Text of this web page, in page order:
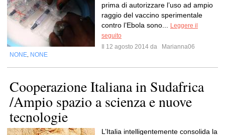
prima di autorizzare l’uso ad ampio
raggio del vaccino sperimentale
contro l’Ebola sono...
Leggere il
seguito
Il 12 agosto 2014 da
Marianna06
NONE NONE
Cooperazione Italiana in Sudafrica
/Ampio spazio a scienza e nuove
tecnologie
L’Italia intelligentemente consolida la